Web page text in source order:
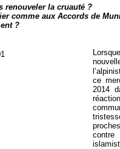
renouveler la cruauté ?
comme aux Accords de
?
ce
2014